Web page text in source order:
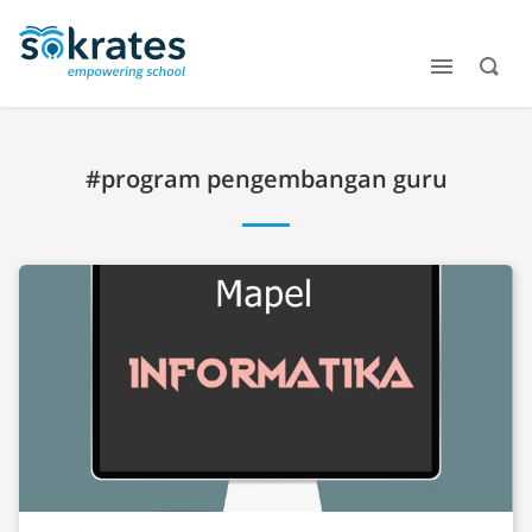
#program pengembangan guru